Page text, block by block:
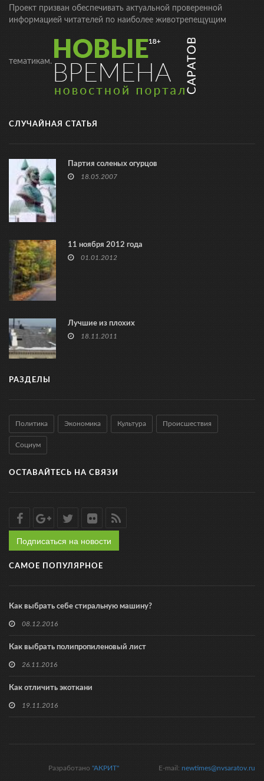
Проект призван обеспечивать актуальной проверенной
информацией читателей по наиболее животрепещущим
тематикам.
СЛУЧАЙНАЯ СТАТЬЯ
Партия соленых огурцов
18.05.2007
11 ноября 2012 года
01.01.2012
Лучшие из плохих
18.11.2011
РАЗДЕЛЫ
Политика Экономика Культура Происшествия
Социум
ОСТАВАЙТЕСЬ НА СВЯЗИ
Подписаться на новости
САМОЕ ПОПУЛЯРНОЕ
Как выбрать себе стиральную машину?
08.12.2016
Как выбрать полипропиленовый лист
26.11.2016
Как отличить экоткани
19.11.2016
E-mail: newtimes@nvsaratov.ru
Разработано "АКРИТ"